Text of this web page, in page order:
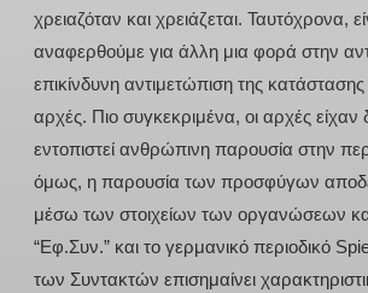
χρειαζόταν και χρειάζεται. Ταυτόχρονα,
αναφερθούμε για άλλη μια φορά στην
επικίνδυνη αντιμετώπιση της
αρχές. Πιο συγκεκριμένα, οι αρχές είχαν
εντοπιστεί ανθρώπινη παρουσία στην
όμως, η παρουσία των προσφύγων
μέσω των στοιχείων των οργανώσεων
“Εφ.Συν.” και το γερμανικό περιοδικό
των Συντακτών επισημαίνει